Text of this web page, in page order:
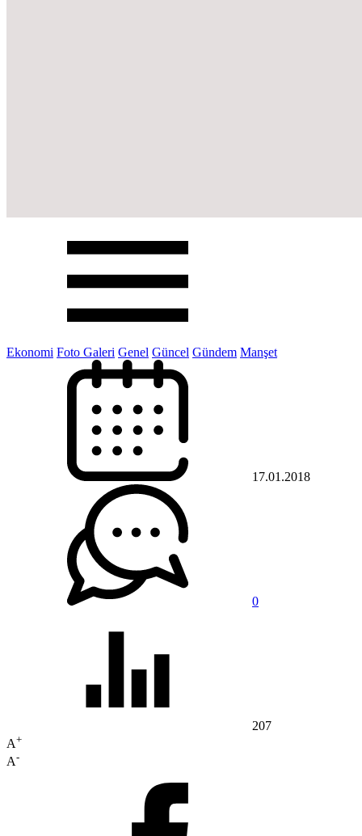
Ekonomi Foto Galeri Genel Güncel Gündem Manşet
17.01.2018
0
207
A+
A-